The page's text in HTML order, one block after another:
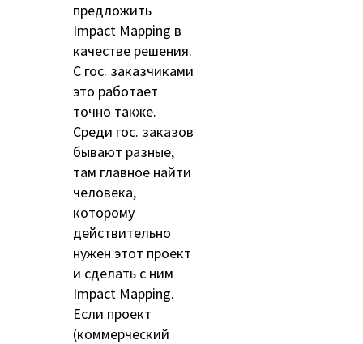
предложить
Impact Mapping в
качестве решения.
С гос. заказчиками
это работает
точно также.
Среди гос. заказов
бывают разные,
там главное найти
человека,
которому
действительно
нужен этот проект
и сделать с ним
Impact Mapping.
Если проект
(коммерческий